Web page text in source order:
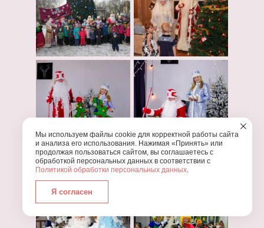
Мы используем файлы cookie для корректной работы сайта
и анализа его использования. Нажимая «Принять» или
продолжая пользоваться сайтом, вы соглашаетесь с
обработкой персональных данных в соответствии с
Политикой обработки персональных данных.
Я согласен